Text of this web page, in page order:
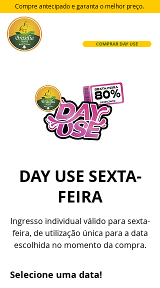
COMPRAR DAY USE
Compre antecipado e garanta o melhor preço.
DAY USE SEXTA-
FEIRA
Ingresso individual válido para sexta-
feira, de utilização única para a data
escolhida no momento da compra.
Selecione uma data!